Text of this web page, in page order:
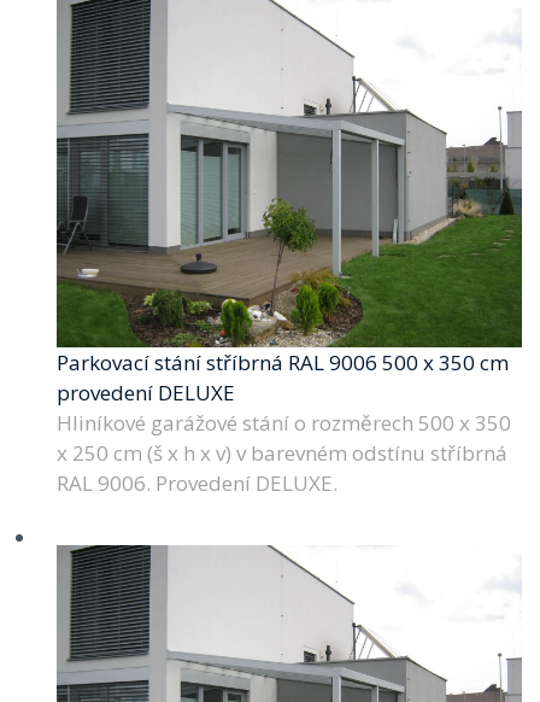
Parkovací stání stříbrná RAL 9006 500 x 350 cm
provedení DELUXE
Hliníkové garážové stání o rozměrech 500 x 350
x 250 cm (š x h x v) v barevném odstínu stříbrná
RAL 9006. Provedení DELUXE.